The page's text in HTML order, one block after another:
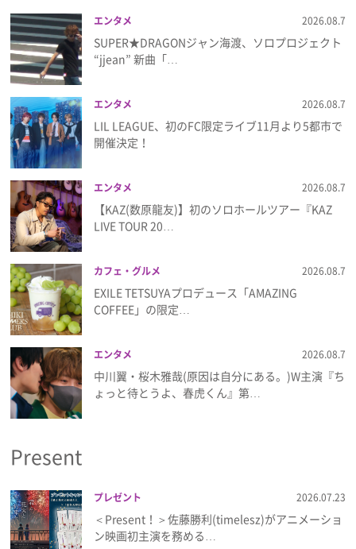
エンタメ 2026.08.7
SUPER★DRAGONジャン海渡、ソロプロジェクト
“jjean” 新曲「…
エンタメ 2026.08.7
LIL LEAGUE、初のFC限定ライブ11月より5都市で
開催決定！
エンタメ 2026.08.7
【KAZ(数原龍友)】初のソロホールツアー『KAZ
LIVE TOUR 20…
カフェ・グルメ 2026.08.7
EXILE TETSUYAプロデュース「AMAZING
COFFEE」の限定…
エンタメ 2026.08.7
中川翼・桜木雅哉(原因は自分にある。)W主演『ち
ょっと待とうよ、春虎くん』第…
Present
プレゼント 2026.07.23
＜Present！＞佐藤勝利(timelesz)がアニメーショ
ン映画初主演を務める…